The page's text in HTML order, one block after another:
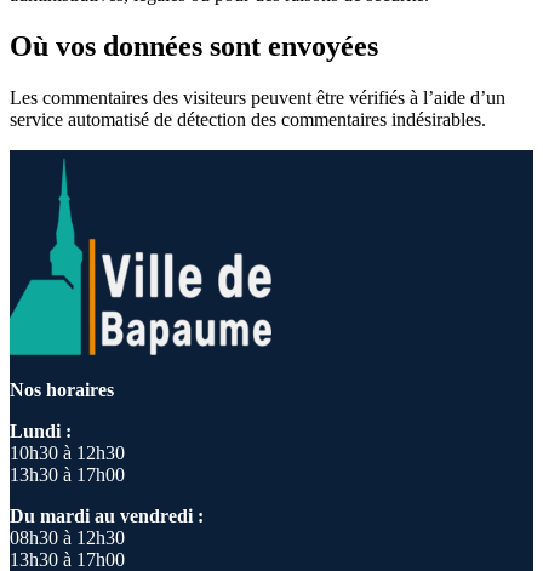
Où vos données sont envoyées
Les commentaires des visiteurs peuvent être vérifiés à l’aide d’un
service automatisé de détection des commentaires indésirables.
Nos horaires
Lundi :
10h30 à 12h30
13h30 à 17h00
Du mardi au vendredi :
08h30 à 12h30
13h30 à 17h00